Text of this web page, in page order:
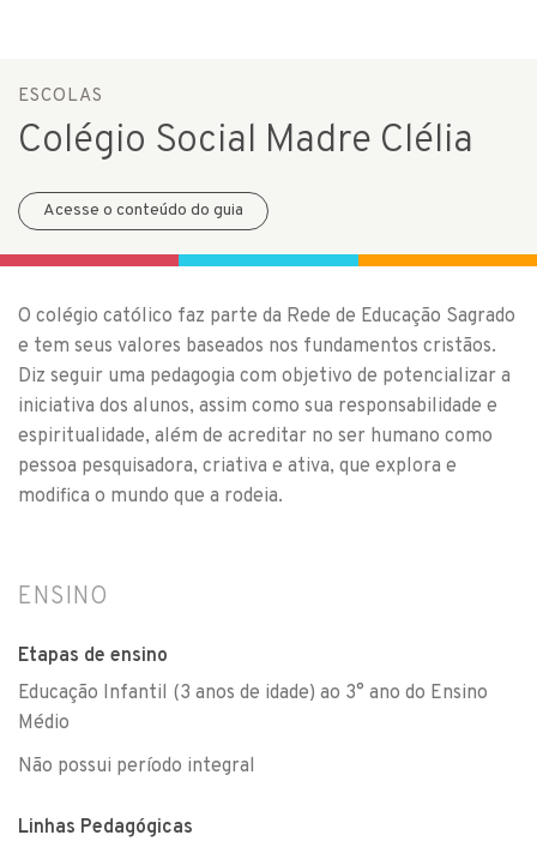
ESCOLAS
Colégio Social Madre Clélia
Acesse o conteúdo do guia
O colégio católico faz parte da Rede de Educação Sagrado
e tem seus valores baseados nos fundamentos cristãos.
Diz seguir uma pedagogia com objetivo de potencializar a
iniciativa dos alunos, assim como sua responsabilidade e
espiritualidade, além de acreditar no ser humano como
pessoa pesquisadora, criativa e ativa, que explora e
modifica o mundo que a rodeia.
ENSINO
Etapas de ensino
Educação Infantil (3 anos de idade) ao 3° ano do Ensino
Médio
Não possui período integral
Linhas Pedagógicas